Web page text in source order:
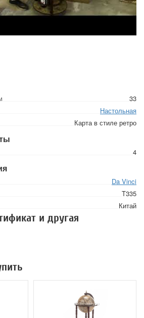
33
Настольная
Карта в стиле ретро
4
Da Vinci
T335
Китай
и другая